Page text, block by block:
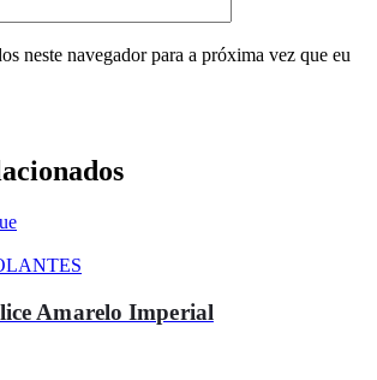
neste navegador para a próxima vez que eu
Amarelo Imperial